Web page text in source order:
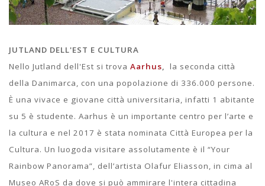
JUTLAND DELL'EST E CULTURA
Nello Jutland dell'Est si trova Aarhus, la seconda città
della Danimarca, con una popolazione di 336.000 persone.
È una vivace e giovane città universitaria, infatti 1 abitante
su 5 è studente. Aarhus è un importante centro per l’arte e
la cultura e nel 2017 è stata nominata Città Europea per la
Cultura. Un luogoda visitare assolutamente è il “Your
Rainbow Panorama”, dell’artista Olafur Eliasson, in cima al
Museo ARoS da dove si può ammirare l'intera cittadina